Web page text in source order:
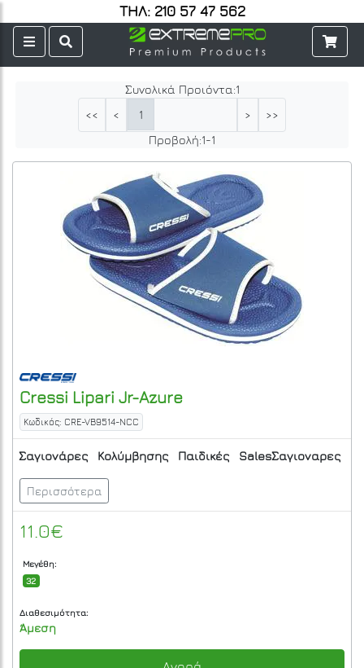
ΤΗΛ: 210 57 47 562
Συνολικά Προιόντα:1
<<
< 1 >
>>
Προβολή:1-1
Cressi Lipari Jr-Azure
Κωδικός: CRE-VB9514-NCC
Σαγιονάρες Κολύμβησης Παιδικές SalesΣαγιοναρες
Περισσότερα
11.0€
Μεγέθη:
32
Διαθεσιμότητα:
Άμεση